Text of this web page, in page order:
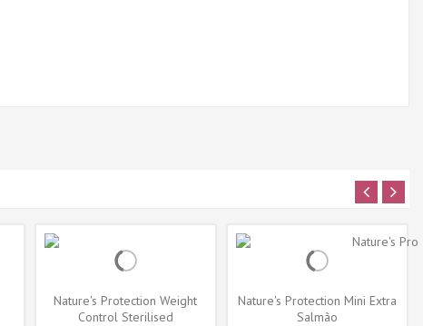
Nature's Protection Weight
Control Sterilised
Nature's Protection Mini Extra
Salmão